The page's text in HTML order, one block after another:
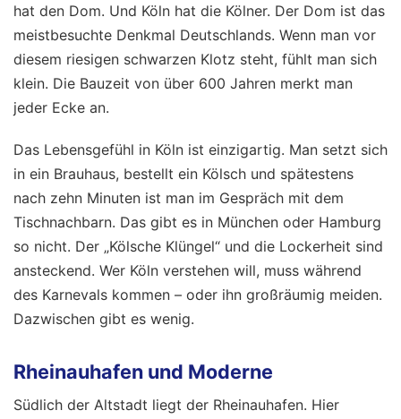
hat den Dom. Und Köln hat die Kölner. Der Dom ist das
meistbesuchte Denkmal Deutschlands. Wenn man vor
diesem riesigen schwarzen Klotz steht, fühlt man sich
klein. Die Bauzeit von über 600 Jahren merkt man
jeder Ecke an.
Das Lebensgefühl in Köln ist einzigartig. Man setzt sich
in ein Brauhaus, bestellt ein Kölsch und spätestens
nach zehn Minuten ist man im Gespräch mit dem
Tischnachbarn. Das gibt es in München oder Hamburg
so nicht. Der „Kölsche Klüngel“ und die Lockerheit sind
ansteckend. Wer Köln verstehen will, muss während
des Karnevals kommen – oder ihn großräumig meiden.
Dazwischen gibt es wenig.
Rheinauhafen und Moderne
Südlich der Altstadt liegt der Rheinauhafen. Hier